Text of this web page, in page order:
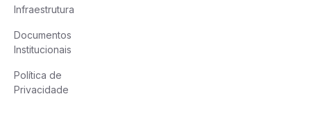
Infraestrutura
Documentos
Institucionais
Política de
Privacidade